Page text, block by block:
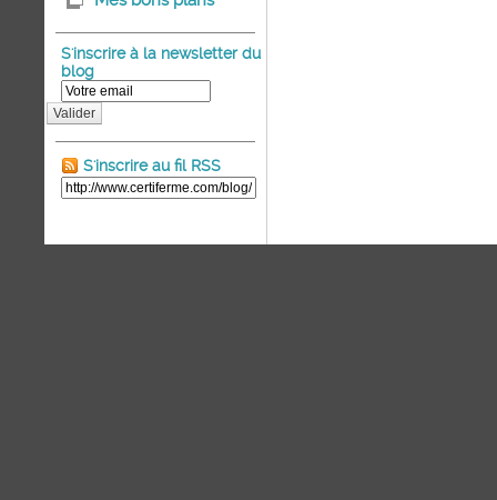
S'inscrire à la newsletter du
blog
Valider
S'inscrire au fil RSS